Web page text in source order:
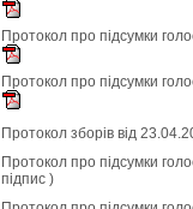
Протокол про підсумки
Протокол про підсумки
Протокол зборів від
Протокол про підсумки
підпис )